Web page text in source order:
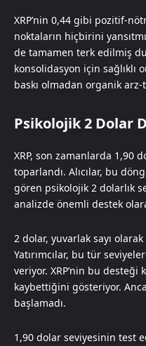
XRP’nin 0,44 gibi pozitif-
noktaların hiçbirini
de tamamen terk edilmiş
konsolidasyon için sağlıklı
baskı olmadan organik
Psikolojik 2 Dolar
XRP, son zamanlarda 1,90
toparlandı. Alıcılar, bu
gören psikolojik 2 dolarlık
analizde önemli destek
2 dolar, yuvarlak sayı
Yatırımcılar, bu tür
veriyor. XRP’nin bu
kaybettiğini gösteriyor.
başlamadı.
1,90 dolar seviyesinin test